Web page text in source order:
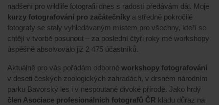
nadšení pro wildlife fotografii dnes s radostí předávám dál. Moje
kurzy fotografování pro začátečníky a středně pokročilé
fotografy se staly vyhledávaným místem pro všechny, kteří se
chtějí v tvorbě posunout – za poslední čtyři roky mé workshopy
úspěšně absolvovalo již 2 475 účastníků.
Aktuálně pro vás pořádám odborné workshopy fotografování
v deseti českých zoologických zahradách, v drsném národním
parku Bavorský les i v nespoutané divoké přírodě. Jako hrdý
člen Asociace profesionálních fotografů ČR kladu důraz na